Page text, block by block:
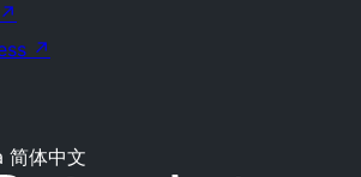
↗
↗
简体中文